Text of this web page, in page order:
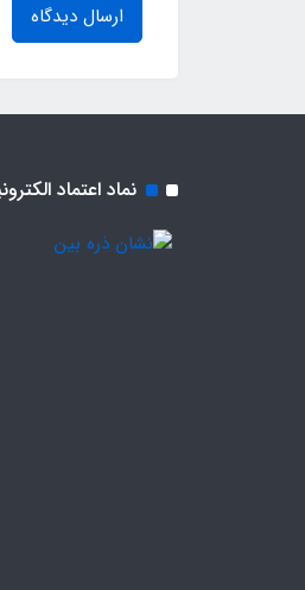
ارسال دیدگاه
نماد اعتماد